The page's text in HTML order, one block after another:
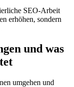
SEO-Arbeit
erhöhen, sondern
und was
umgehen und